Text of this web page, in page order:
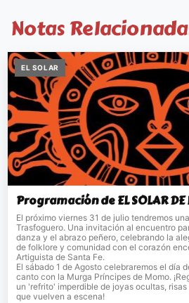
Notas
EL SOLAR
Programación de EL SOLAR DE
El próximo viernes 31 de julio tendremos
Trasfoguero. Una invitación al encuentro
danza y el abrazo peñero, celebrando la
de folklore y comunidad con el corazón
Artiguista de Santa Fe.
El sábado 1 de Agosto celebraremos el día
canto con la Murga Príncipes de Momo.
un 'refrito' imperdible de joyas ocultas,
que vuelven a escena!